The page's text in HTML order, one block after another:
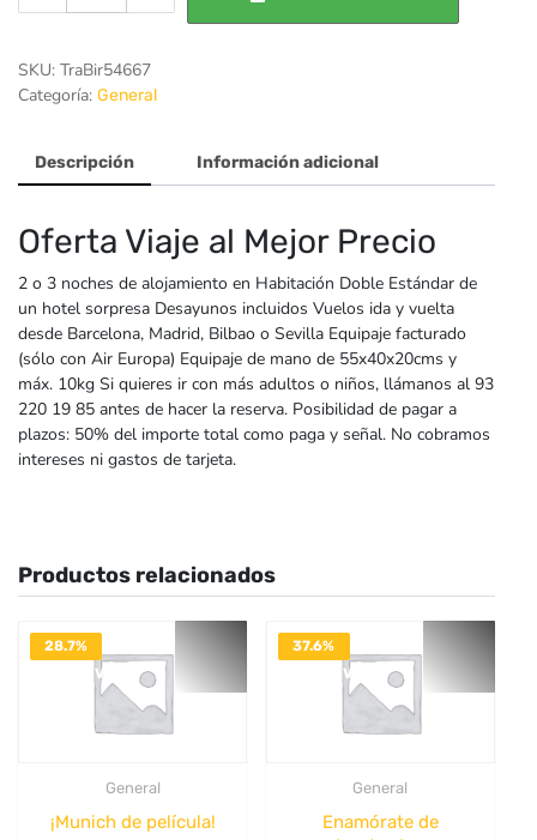
con
vuelo
SKU: TraBir54667
Categoría: General
Descripción Información adicional
Oferta Viaje al Mejor Precio
2 o 3 noches de alojamiento en Habitación Doble Estándar de
un hotel sorpresa Desayunos incluidos Vuelos ida y vuelta
desde Barcelona, Madrid, Bilbao o Sevilla Equipaje facturado
(sólo con Air Europa) Equipaje de mano de 55x40x20cms y
máx. 10kg Si quieres ir con más adultos o niños, llámanos al 93
220 19 85 antes de hacer la reserva. Posibilidad de pagar a
plazos: 50% del importe total como paga y señal. No cobramos
intereses ni gastos de tarjeta.
Productos relacionados
28.7%
DESACTIVADO
General
¡Munich de película!
37.6%
DESACTIVADO
General
Enamórate de